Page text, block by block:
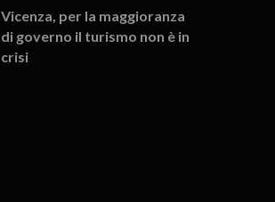
Vicenza, per la maggioranza
di governo il turismo non è in
crisi